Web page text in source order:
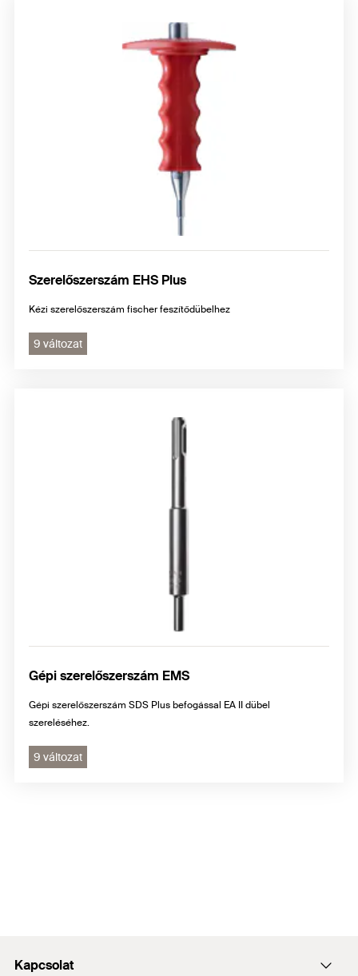
Szerelőszerszám EHS Plus
Kézi szerelőszerszám fischer feszítődübelhez
9 változat
Gépi szerelőszerszám EMS
Gépi szerelőszerszám SDS Plus befogással EA II dübel
szereléséhez.
9 változat
Kapcsolat